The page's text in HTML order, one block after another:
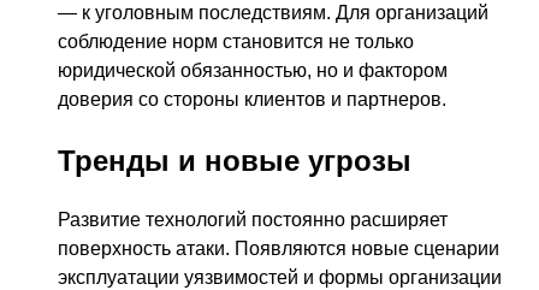
— к уголовным последствиям. Для организаций
соблюдение норм становится не только
юридической обязанностью, но и фактором
доверия со стороны клиентов и партнеров.
Тренды и новые угрозы
Развитие технологий постоянно расширяет
поверхность атаки. Появляются новые сценарии
эксплуатации уязвимостей и формы организации